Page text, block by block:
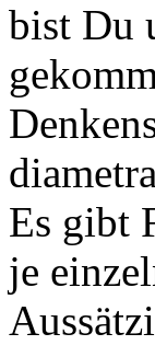
bist Du
Es gibt
je